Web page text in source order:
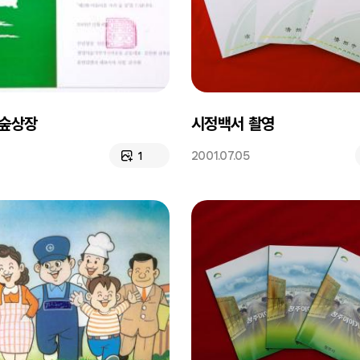
상장
1
시정백서 촬영
2001.07.05